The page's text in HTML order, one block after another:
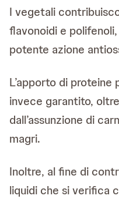
I vegetali
flavonoidi e
potente azione
L’apporto di proteine
invece garantito,
dall’assunzione di
magri.
Inoltre, al fine di
liquidi che si verifica